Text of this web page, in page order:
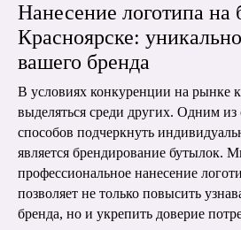
Нанесение логотипа на
Красноярске:
вашего бренда
В условиях конкуренции на рынке
выделяться среди других. Одним
способов подчеркнуть
является брендирование бутылок.
профессиональное нанесение
позволяет не только повысить
бренда, но и укрепить доверие